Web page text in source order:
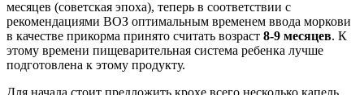
месяцев (советская эпоха), теперь в соответствии с
рекомендациями ВОЗ оптимальным временем ввода моркови
в качестве прикорма принято считать возраст 8-9 месяцев. К
этому времени пищеварительная система ребенка лучше
подготовлена к этому продукту.